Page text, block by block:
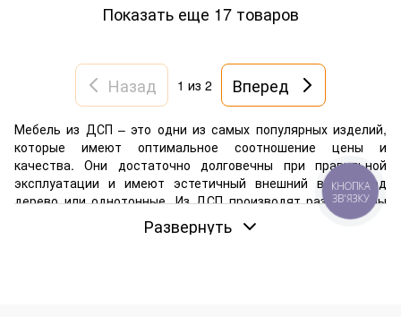
Показать еще 17 товаров
Назад 1 из 2 Вперед
Мебель из ДСП – это одни из самых популярных изделий,
которые имеют оптимальное соотношение цены и
качества. Они достаточно долговечны при правильной
эксплуатации и имеют эстетичный внешний вид – под
дерево или однотонные. Из ДСП производят разные типы
мебели, приобрести которую вы сможете в нашем
интернет-магазине просто сейчас.
Развернуть
КНОПКА
ЗВ'ЯЗКУ